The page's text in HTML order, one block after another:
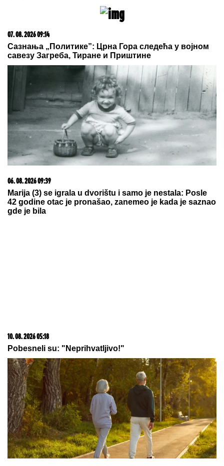
07. 08. 2026 09:14
Сазнања „Политике”: Црна Гора следећа у војном
савезу Загреба, Тиране и Приштине
06. 08. 2026 09:39
Marija (3) se igrala u dvorištu i samo je nestala: Posle
42 godine otac je pronašao, zanemeo je kada je saznao
gde je bila
10. 08. 2026 05:18
Pobesneli su: "Neprihvatljivo!"